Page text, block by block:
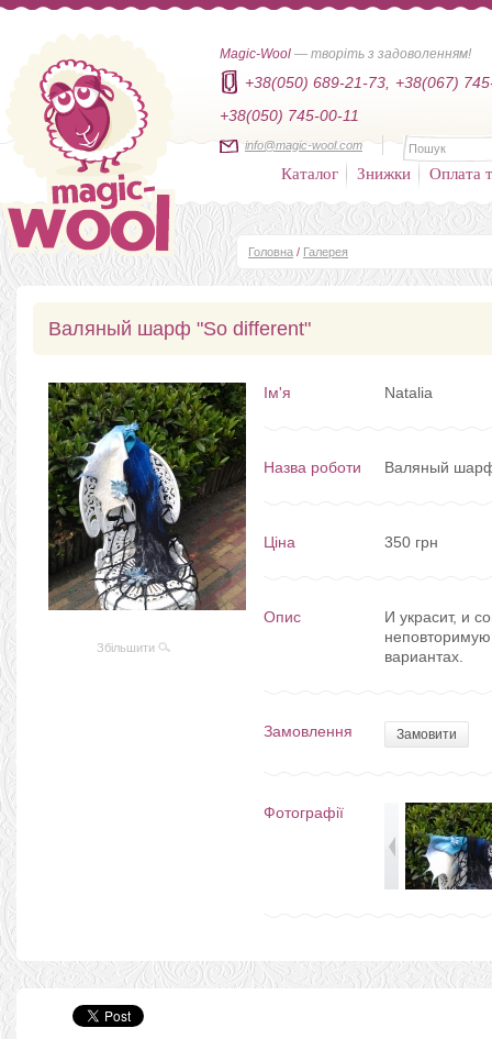
Magic-Wool — творіть з задоволенням!
+38(050) 689-21-73,
+38(067)
+38(050) 745-00-11
info@magic-wool.com
Каталог Знижки Оплата
Головна / Галерея
Валяный шарф "So different"
Збільшити
Ім'я Natalia
Назва роботи Валяный
Ціна 350 грн
Опис
И украсит, и
вариантах.
Замовлення Замовити
Фотографії